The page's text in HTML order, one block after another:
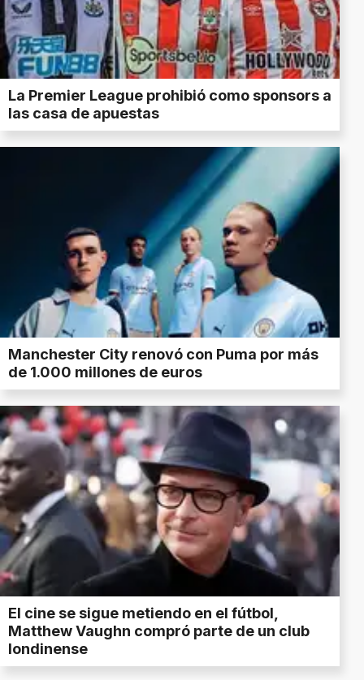
La Premier League prohibió como sponsors a
las casa de apuestas
Manchester City renovó con Puma por más
de 1.000 millones de euros
El cine se sigue metiendo en el fútbol,
Matthew Vaughn compró parte de un club
londinense